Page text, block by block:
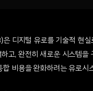
디지털 유로를 기술적 현실
고, 완전히 새로운 시스템
비용을 완화하려는 유로시